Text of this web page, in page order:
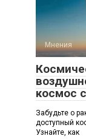
Мнения
космос
Забудьте о
доступный
Узнайте, как